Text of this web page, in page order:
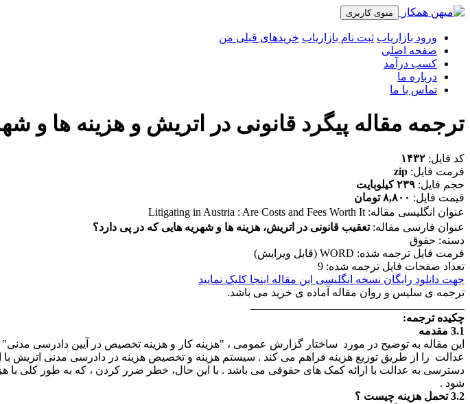
منوی کاربری
ورود بازاریاب ثبت نام بازاریاب خریدهای قبلی من
صفحه اصلی
کسب درآمد
درباره ما
تماس با ما
ترجمه مقاله پیگرد قانونی در اتریش و هزینه ها و
کد فایل: ۱۴۳۲
فرمت فایل: zip
حجم فایل: ۲۳۹ کیلوبایت
قیمت فایل: ۸,۸۰۰ تومان
عنوان انگلیسی مقاله: Litigating in Austria : Are Costs and Fees Worth It
عنوان فارسی مقاله:تعقیب قانونی در اتریش، هزینه ها و شهریه هایی که در پی دارد؟
دسته: حقوق
فرمت فایل ترجمه شده: WORD (قابل ویرایش)
تعداد صفحات فایل ترجمه شده: 9
جهت دانلود رایگان نسخه انگلیسی این مقاله اینجا کلیک نمایید
ترجمه ی سلیس و روان مقاله آماده ی خرید می باشد.
چکیده ترجمه:
3.1 مقدمه
این مقاله به توضیح در مورد ساختار گزارش عمومی ، "هزینه کار و هزینه تخصیص در آیین دادرسی
عدالت را از طریق توزیع هزینه فراهم می کند . سیستم هزینه و تخصیص هزینه در دادرسی مدنی اتریش
دسترسی به عدالت با ارائه کمک های حقوقی می باشد . با این حال، خطر ضرر کردن ، که به طور کلی با
شود .
3.2 تحمل هزینه چیست ؟